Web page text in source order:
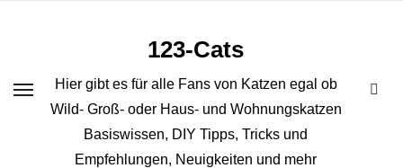
123-Cats
Hier gibt es für alle Fans von Katzen egal ob
Wild- Groß- oder Haus- und Wohnungskatzen
Basiswissen, DIY Tipps, Tricks und
Empfehlungen, Neuigkeiten und mehr